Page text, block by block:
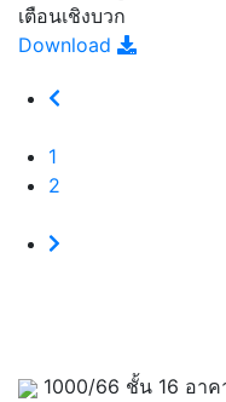
เตือนเชิงบวก
Download
1
2
1000/66 ชั้น 16 อา